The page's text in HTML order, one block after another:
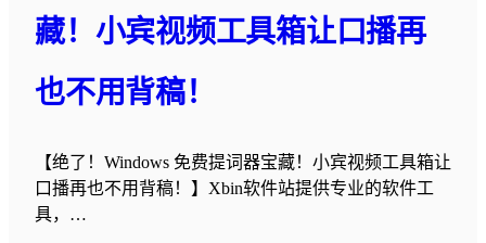
藏！小宾视频工具箱让口播再
也不用背稿！
【绝了！Windows 免费提词器宝藏！小宾视频工具箱让
口播再也不用背稿！】Xbin软件站提供专业的软件工
具，…